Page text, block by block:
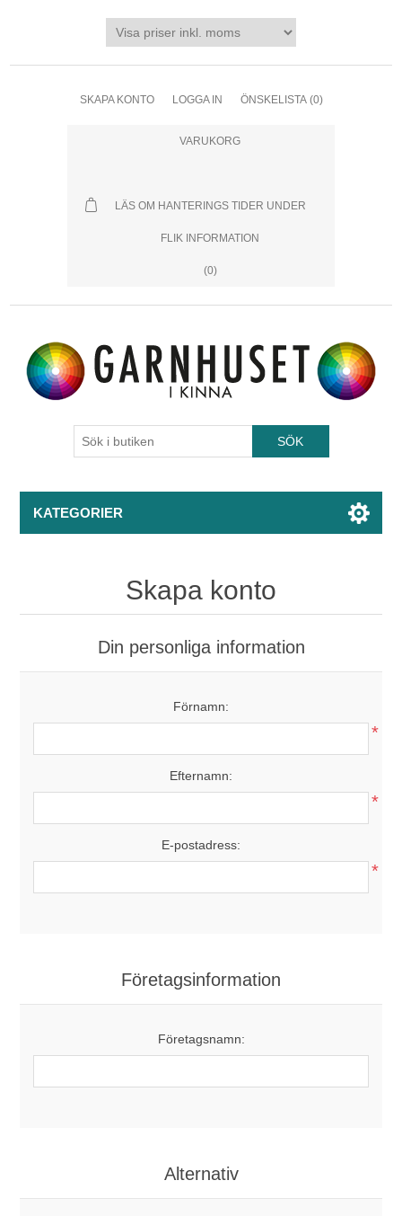
SKAPA KONTO LOGGA IN ÖNSKELISTA (0)
VARUKORG
LÄS OM HANTERINGS TIDER UNDER
FLIK INFORMATION
(0)
KATEGORIER
Skapa konto
Din personliga information
Förnamn:
*
Efternamn:
*
E-postadress:
*
Företagsinformation
Företagsnamn:
Alternativ